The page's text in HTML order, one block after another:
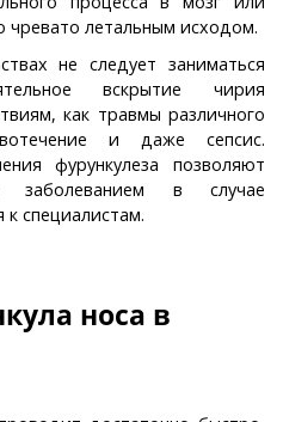
летальным исходом.
не следует заниматься
вскрытие чирия
как травмы различного
и даже сепсис.
фурункулеза позволяют
заболеванием в случае
специалистам.
носа в